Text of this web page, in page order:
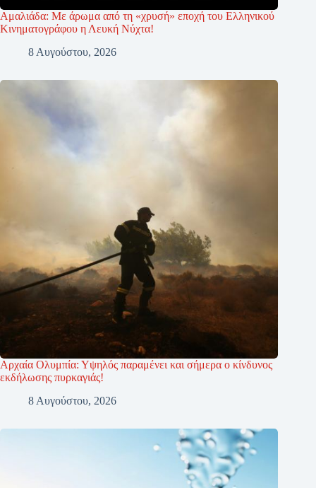
Αμαλιάδα: Με άρωμα από τη «χρυσή» εποχή του Ελληνικού
Κινηματογράφου η Λευκή Νύχτα!
8 Αυγούστου, 2026
Αρχαία Ολυμπία: Υψηλός παραμένει και σήμερα ο κίνδυνος
εκδήλωσης πυρκαγιάς!
8 Αυγούστου, 2026